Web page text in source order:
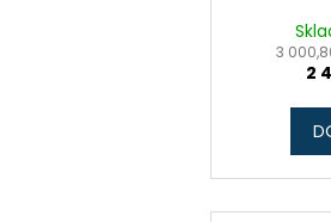
3
2